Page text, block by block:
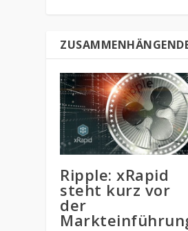
Ripple: xRapid
steht kurz vor
der